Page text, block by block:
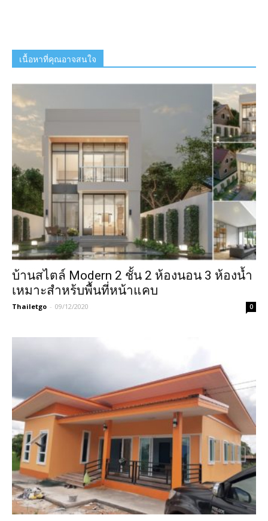
เนื้อหาที่คุณอาจสนใจ
บ้านสไตล์ Modern 2 ชั้น 2 ห้องนอน 3 ห้องน้ำ
เหมาะสำหร้บพื้นที่หน้าแคบ
Thailetgo - 09/12/2020 0